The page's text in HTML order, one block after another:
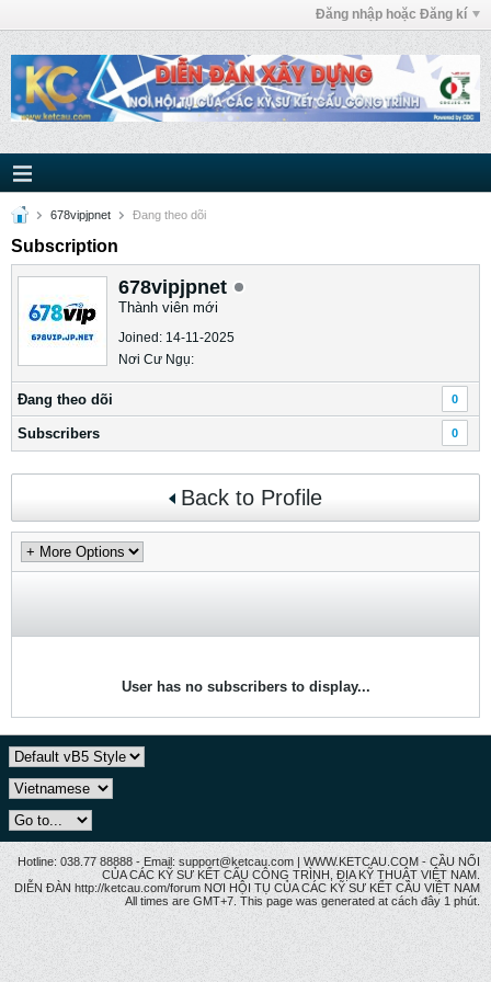
Đăng nhập hoặc Đăng kí
678vipjpnet Ðang theo dõi
Subscription
678vipjpnet
Thành viên mới
Joined: 14-11-2025
Nơi Cư Ngụ:
Ðang theo dõi 0
Subscribers 0
Back to Profile
User has no subscribers to display...
Hotline: 038.77 88888 - Email: support@ketcau.com | WWW.KETCAU.COM - CẦU NỐI
CỦA CÁC KỸ SƯ KẾT CẤU CÔNG TRÌNH, ĐỊA KỸ THUẬT VIỆT NAM.
DIỄN ĐÀN http://ketcau.com/forum NƠI HỘI TỤ CỦA CÁC KỸ SƯ KẾT CÂU VIỆT NAM
All times are GMT+7. This page was generated at cách đây 1 phút.